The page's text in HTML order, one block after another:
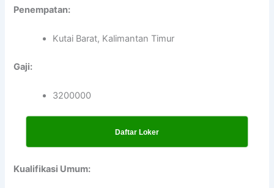
Penempatan:
Kutai Barat, Kalimantan Timur
Gaji:
3200000
Daftar Loker
Kualifikasi Umum: